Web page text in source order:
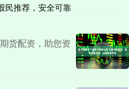
民推荐，安全可靠
货配资，助您资